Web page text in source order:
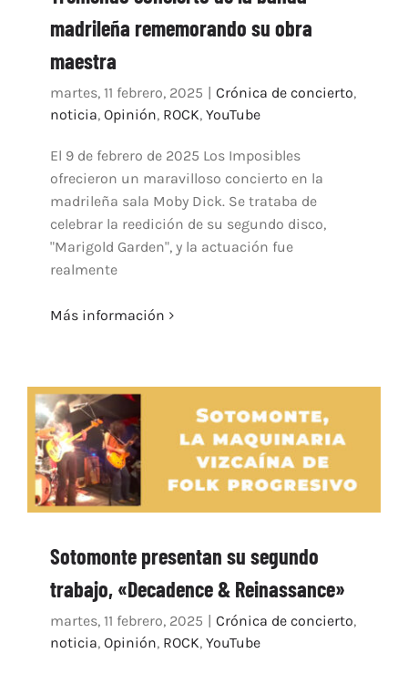
ARTÍCULOS
QUÉ HACEMOS
MECENAZGO
CONTRATACIÓN
CONTACTO
madrileña rememorando su obra
maestra
martes, 11 febrero, 2025 Crónica de concierto,
noticia, Opinión, ROCK, YouTube
El 9 de febrero de 2025 Los Imposibles
ofrecieron un maravilloso concierto en la
madrileña sala Moby Dick. Se trataba de
celebrar la reedición de su segundo disco,
"Marigold Garden", y la actuación fue
realmente
Más información
Sotomonte presentan su segundo
trabajo, «Decadence & Reinassance»
martes, 11 febrero, 2025 Crónica de concierto,
noticia, Opinión, ROCK, YouTube